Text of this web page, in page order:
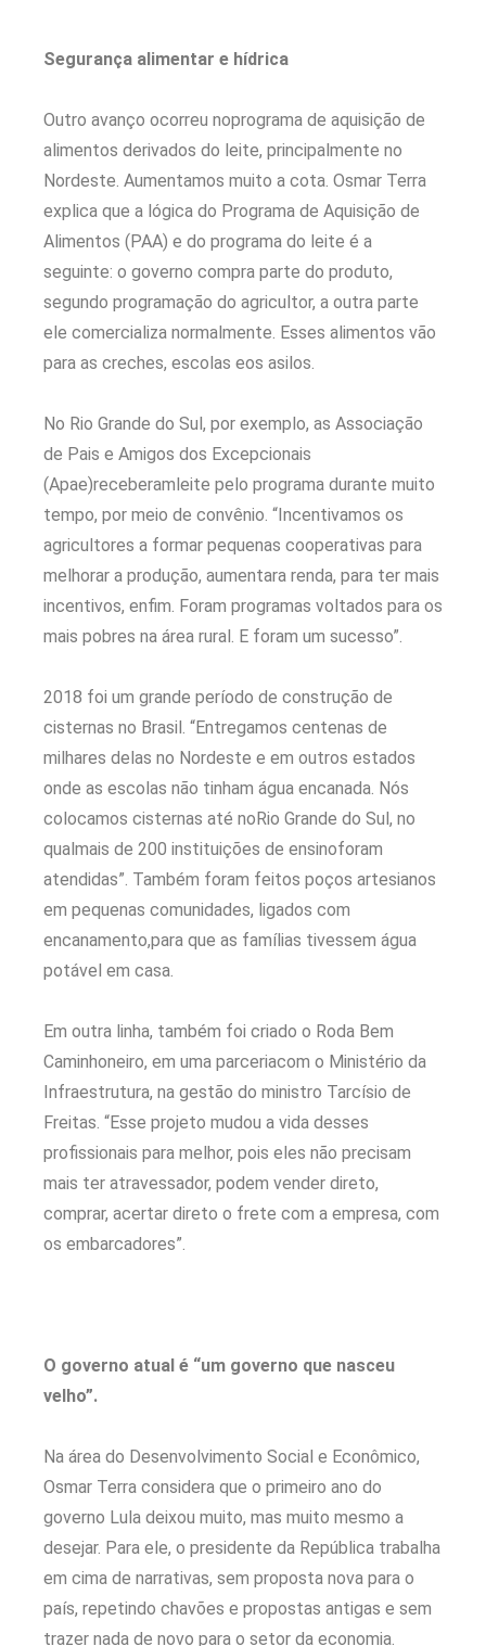
Segurança alimentar e hídrica
Outro avanço ocorreu noprograma de aquisição de
alimentos derivados do leite, principalmente no
Nordeste. Aumentamos muito a cota. Osmar Terra
explica que a lógica do Programa de Aquisição de
Alimentos (PAA) e do programa do leite é a
seguinte: o governo compra parte do produto,
segundo programação do agricultor, a outra parte
ele comercializa normalmente. Esses alimentos vão
para as creches, escolas eos asilos.
No Rio Grande do Sul, por exemplo, as Associação
de Pais e Amigos dos Excepcionais
(Apae)receberamleite pelo programa durante muito
tempo, por meio de convênio. “Incentivamos os
agricultores a formar pequenas cooperativas para
melhorar a produção, aumentara renda, para ter mais
incentivos, enfim. Foram programas voltados para os
mais pobres na área rural. E foram um sucesso”.
2018 foi um grande período de construção de
cisternas no Brasil. “Entregamos centenas de
milhares delas no Nordeste e em outros estados
onde as escolas não tinham água encanada. Nós
colocamos cisternas até noRio Grande do Sul, no
qualmais de 200 instituições de ensinoforam
atendidas”. Também foram feitos poços artesianos
em pequenas comunidades, ligados com
encanamento,para que as famílias tivessem água
potável em casa.
Em outra linha, também foi criado o Roda Bem
Caminhoneiro, em uma parceriacom o Ministério da
Infraestrutura, na gestão do ministro Tarcísio de
Freitas. “Esse projeto mudou a vida desses
profissionais para melhor, pois eles não precisam
mais ter atravessador, podem vender direto,
comprar, acertar direto o frete com a empresa, com
os embarcadores”.
O governo atual é “um governo que nasceu
velho”.
Na área do Desenvolvimento Social e Econômico,
Osmar Terra considera que o primeiro ano do
governo Lula deixou muito, mas muito mesmo a
desejar. Para ele, o presidente da República trabalha
em cima de narrativas, sem proposta nova para o
país, repetindo chavões e propostas antigas e sem
trazer nada de novo para o setor da economia.